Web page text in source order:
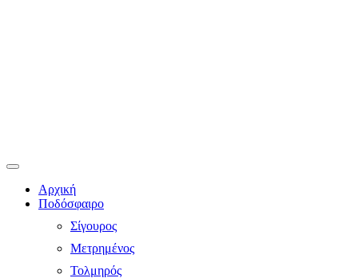
Αρχική
Ποδόσφαιρο
Σίγουρος
Μετρημένος
Τολμηρός